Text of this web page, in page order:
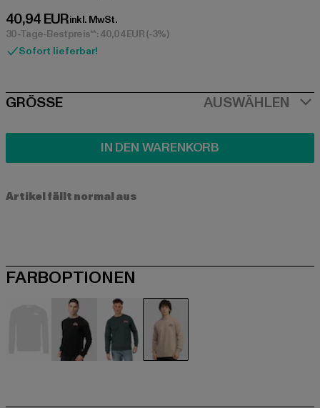
40,94 EUR
Derzeitiger Preis: 40,94 EUR
inkl. MwSt.
30-Tage-Bestpreis**: 40,04 EUR(-3%)
Sofort lieferbar!
SIZE
GRÖSSE AUSWÄHLEN
IN DEN WARENKORB
Artikel fällt normal aus
FARBOPTIONEN